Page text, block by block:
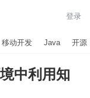
登录
移动开发 Java 开源
中利用知